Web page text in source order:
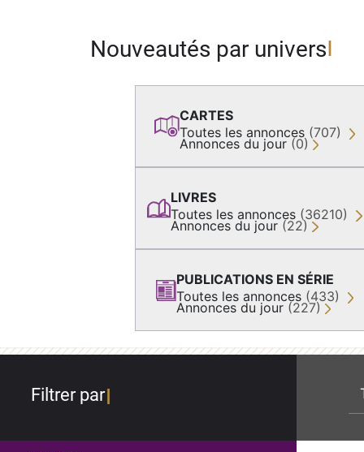
Nouveautés par univers
CARTES
Toutes les annonces (707)
Annonces du jour (0)
LIVRES
Toutes les annonces (36210)
Annonces du jour (22)
PUBLICATIONS EN SÉRIE
Toutes les annonces (433)
Annonces du jour (227)
Filtrer par